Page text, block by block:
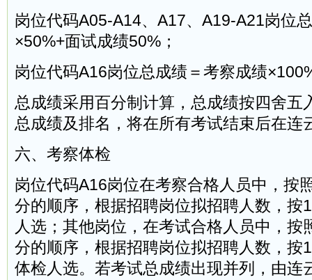
岗位代码A05-A14、A17、A19-A21岗位
×50%+面试成绩50%；
岗位代码A16岗位总成绩＝考察成绩
总成绩采用百分制计算，总成绩按四舍五
总成绩及排名，将在所有考试结束后在连
六、考察体检
岗位代码A16岗位在考察合格人员中，按
分的顺序，根据招聘岗位拟招聘人数，按
人选；其他岗位，在考试合格人员中，按
分的顺序，根据招聘岗位拟招聘人数，按
体检人选。若考试总成绩出现并列，由连